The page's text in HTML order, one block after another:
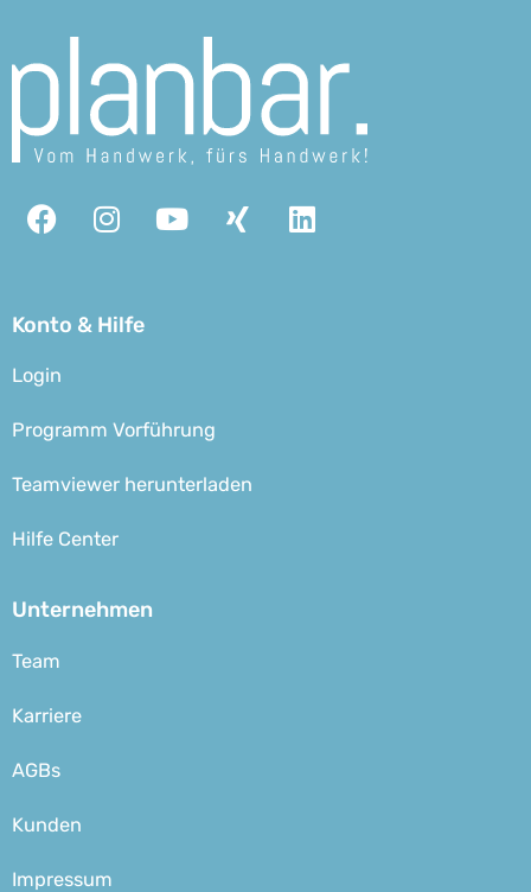
FacebookInstagram
YoutubeXingLinkedin
Konto & Hilfe
Login
Programm Vorführung
Teamviewer herunterladen
Hilfe Center
Unternehmen
Team
Karriere
AGBs
Kunden
Impressum